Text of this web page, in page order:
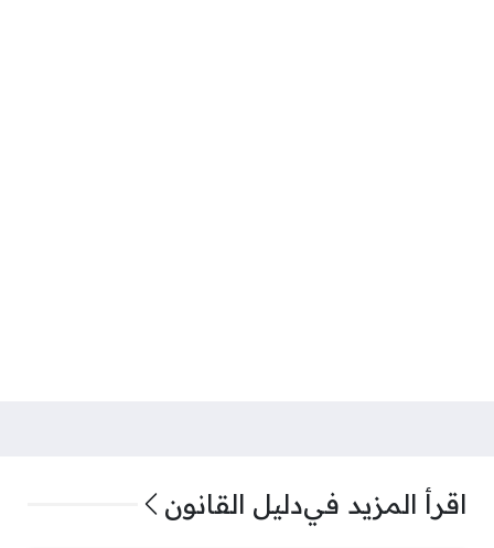
اقرأ المزيد فيدليل القانون